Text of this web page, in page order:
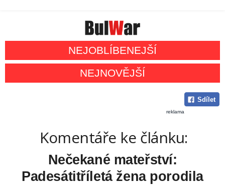
NEJOBLÍBENEJŠÍ
NEJNOVĚJŠÍ
Sdílet
reklama
Komentáře ke článku:
Nečekané mateřství:
Padesátitříletá žena porodila